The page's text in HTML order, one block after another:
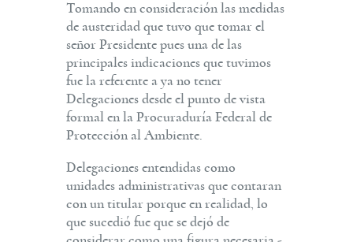
Tomando en consideración las medidas
de austeridad que tuvo que tomar el
señor Presidente pues una de las
principales indicaciones que tuvimos
fue la referente a ya no tener
Delegaciones desde el punto de vista
formal en la Procuraduría Federal de
Protección al Ambiente.
Delegaciones entendidas como
unidades administrativas que contaran
con un titular porque en realidad, lo
que sucedió fue que se dejó de